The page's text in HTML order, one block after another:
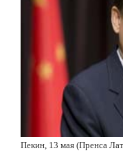
Пекин, 13 мая (Пренса